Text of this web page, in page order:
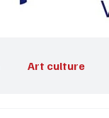
Art culture